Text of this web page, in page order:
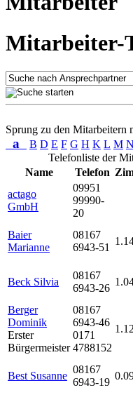
Mitarbeiter-
Sprung zu den Mitarbeitern
a B D E F G H K L M N
Telefonliste der
Name
Telefon
actago
GmbH
09951
99990-
20
Baier
Marianne
08167
6943-51
Beck Silvia
08167
6943-26
Berger
Dominik
Erster
Bürgermeister
08167
6943-46
0171
4788152
1.12
Best Susanne
08167
6943-19